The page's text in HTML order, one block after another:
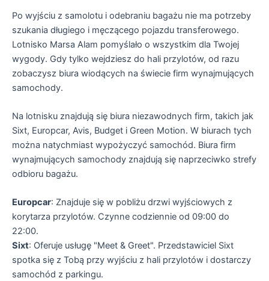
Po wyjściu z samolotu i odebraniu bagażu nie ma potrzeby
szukania długiego i męczącego pojazdu transferowego.
Lotnisko Marsa Alam pomyślało o wszystkim dla Twojej
wygody. Gdy tylko wejdziesz do hali przylotów, od razu
zobaczysz biura wiodących na świecie firm wynajmujących
samochody.
Na lotnisku znajdują się biura niezawodnych firm, takich jak
Sixt, Europcar, Avis, Budget i Green Motion. W biurach tych
można natychmiast wypożyczyć samochód. Biura firm
wynajmujących samochody znajdują się naprzeciwko strefy
odbioru bagażu.
Europcar: Znajduje się w pobliżu drzwi wyjściowych z
korytarza przylotów. Czynne codziennie od 09:00 do
22:00.
Sixt: Oferuje usługę "Meet & Greet". Przedstawiciel Sixt
spotka się z Tobą przy wyjściu z hali przylotów i dostarczy
samochód z parkingu.